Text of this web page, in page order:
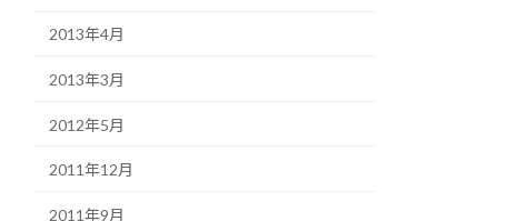
2013年4月
2013年3月
2012年5月
2011年12月
2011年9月